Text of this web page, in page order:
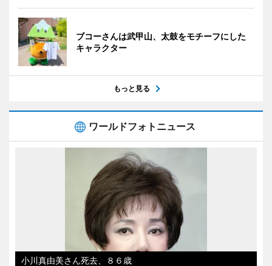
ブコーさんは武甲山、太鼓をモチーフにした
キャラクター
もっと見る
ワールドフォトニュース
小川真由美さん死去、８６歳